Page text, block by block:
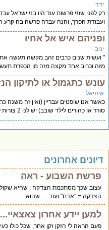
לפני שתי פרשות עוד היו בני ישראל
הפרך, והנה עברה פרשה בה קרע ה' את
איש אל אחיו
שנים כרבים זהב מקשה תעשה אתם
וכרוב אחד מקצה מזה מן הכפרת תעשו
כתגמול או לתיקון
אנו שופטים עבריין (ואין זה משנה
או כהורים לילד שובב) יש לנו 2 צורות לנתינת עונש: א. כהרתעה וכ
אחרונים
פרשת השבוע - ראה
עצוב שכך מסתכמת הצדקה : שהיא
הצדקה = "אדם" ועוד... . שהוא..
למען יידע אחרון צאצאיי.....
פעם הראה לי הזקן זקן אחר, שכל כולו